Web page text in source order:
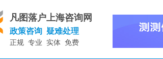
凡图落户上海咨询网
政策咨询 疑难处理
正规 专业 实体 免费